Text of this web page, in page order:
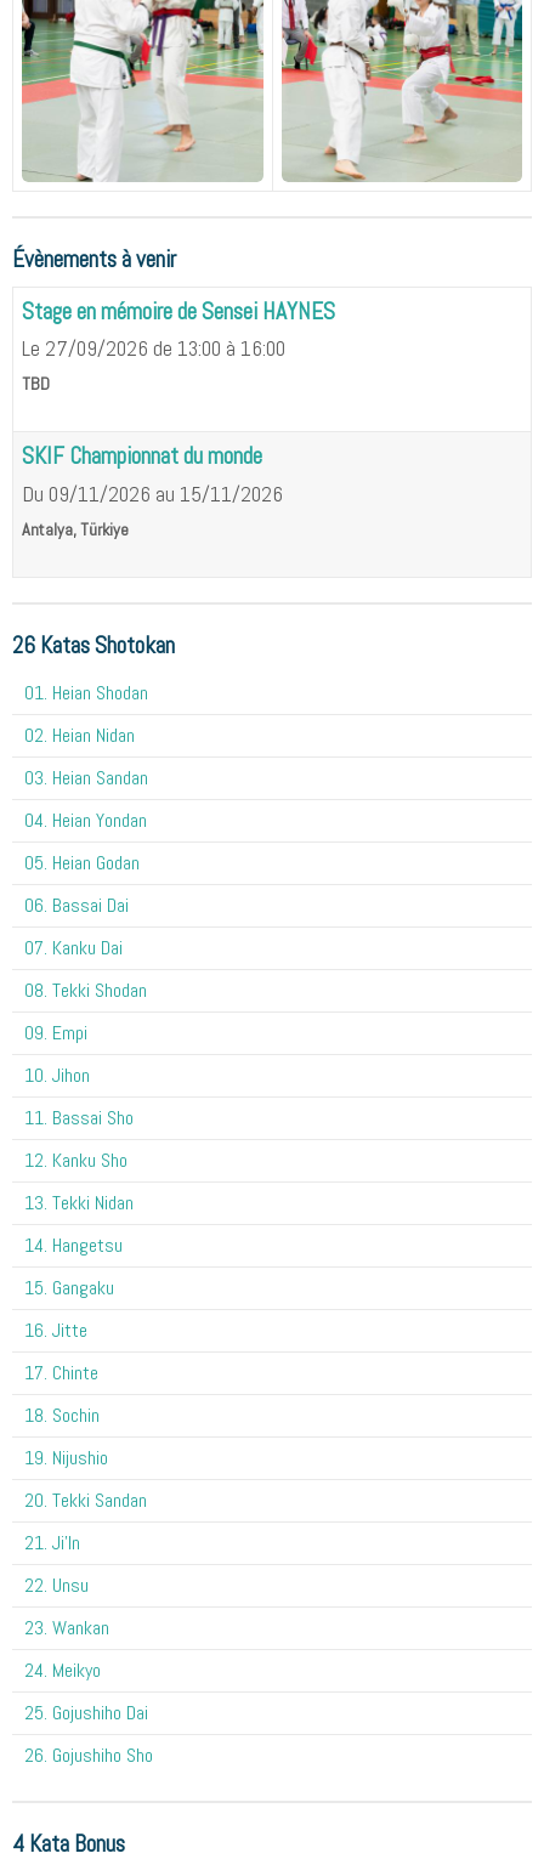
Évènements à venir
Stage en mémoire de Sensei HAYNES
Le 27/09/2026 de 13:00 à 16:00
TBD
SKIF Championnat du monde
Du 09/11/2026 au 15/11/2026
Antalya, Türkiye
26 Katas Shotokan
01. Heian Shodan
02. Heian Nidan
03. Heian Sandan
04. Heian Yondan
05. Heian Godan
06. Bassai Dai
07. Kanku Dai
08. Tekki Shodan
09. Empi
10. Jihon
11. Bassai Sho
12. Kanku Sho
13. Tekki Nidan
14. Hangetsu
15. Gangaku
16. Jitte
17. Chinte
18. Sochin
19. Nijushio
20. Tekki Sandan
21. Ji'In
22. Unsu
23. Wankan
24. Meikyo
25. Gojushiho Dai
26. Gojushiho Sho
4 Kata Bonus